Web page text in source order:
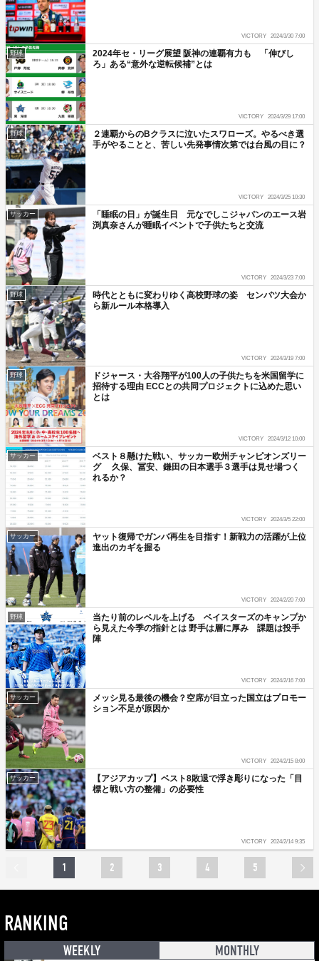
VICTORY 2024/3/30 7:00
野球
2024年セ・リーグ展望 阪神の連覇有力も 「伸びし
ろ」ある“意外な逆転候補”とは
VICTORY 2024/3/29 17:00
野球
２連覇からのBクラスに泣いたスワローズ。やるべき選
手がやることと、苦しい先発事情次第では台風の目に？
VICTORY 2024/3/25 10:30
サッカー
「睡眠の日」が誕生日 元なでしこジャパンのエース岩
渕真奈さんが睡眠イベントで子供たちと交流
VICTORY 2024/3/23 7:00
野球
時代とともに変わりゆく高校野球の姿 センバツ大会か
ら新ルール本格導入
VICTORY 2024/3/19 7:00
野球
ドジャース・大谷翔平が100人の子供たちを米国留学に
招待する理由 ECCとの共同プロジェクトに込めた思い
とは
VICTORY 2024/3/12 10:00
サッカー
ベスト８懸けた戦い、サッカー欧州チャンピオンズリー
グ 久保、冨安、鎌田の日本選手３選手は見せ場つく
れるか？
VICTORY 2024/3/5 22:00
サッカー
ヤット復帰でガンバ再生を目指す！新戦力の活躍が上位
進出のカギを握る
VICTORY 2024/2/20 7:00
野球
当たり前のレベルを上げる ベイスターズのキャンプか
ら見えた今季の指針とは 野手は層に厚み 課題は投手
陣
VICTORY 2024/2/16 7:00
サッカー
メッシ見る最後の機会？空席が目立った国立はプロモー
ション不足が原因か
VICTORY 2024/2/15 8:00
サッカー
【アジアカップ】ベスト8敗退で浮き彫りになった「目
標と戦い方の整備」の必要性
VICTORY 2024/2/14 9:35
1 2 3 4 5
RANKING
WEEKLY MONTHLY